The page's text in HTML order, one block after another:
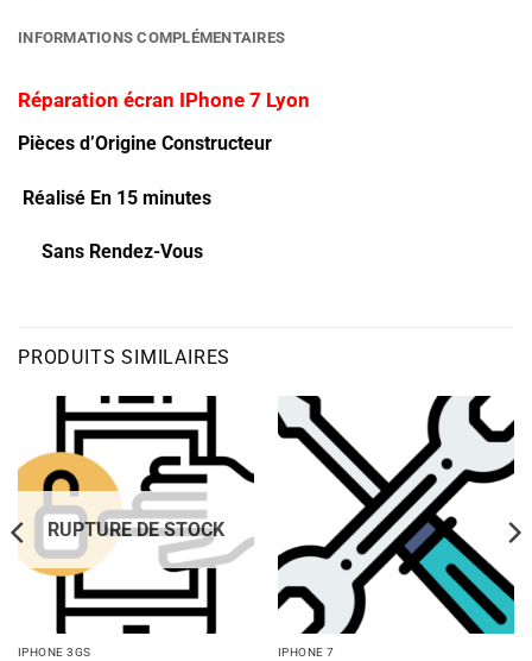
INFORMATIONS COMPLÉMENTAIRES
Réparation écran IPhone 7 Lyon
Pièces d’Origine Constructeur
Réalisé En 15 minutes
Sans Rendez-Vous
PRODUITS SIMILAIRES
RUPTURE DE STOCK
IPHONE 3GS IPHONE 7